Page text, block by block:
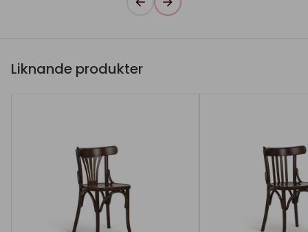
Liknande produkter